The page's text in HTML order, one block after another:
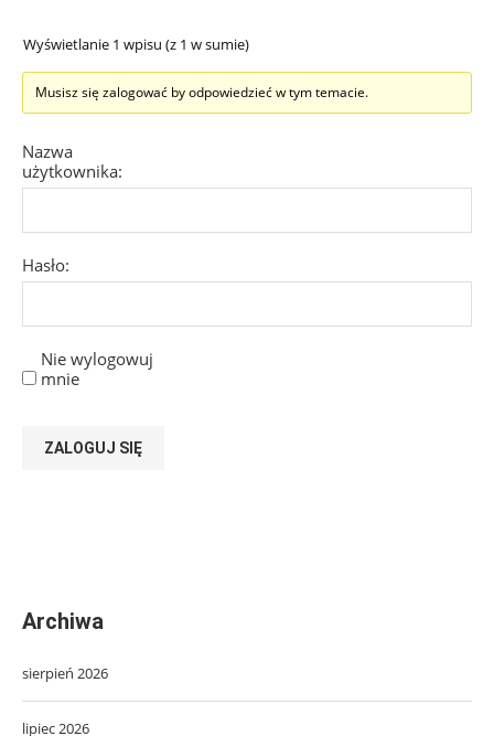
Wyświetlanie 1 wpisu (z 1 w sumie)
Musisz się zalogować by odpowiedzieć w tym temacie.
Nazwa
użytkownika:
Hasło:
Nie wylogowuj
mnie
ZALOGUJ SIĘ
Archiwa
sierpień 2026
lipiec 2026